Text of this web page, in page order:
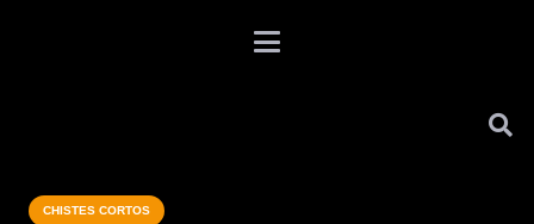
CHISTES CORTOS